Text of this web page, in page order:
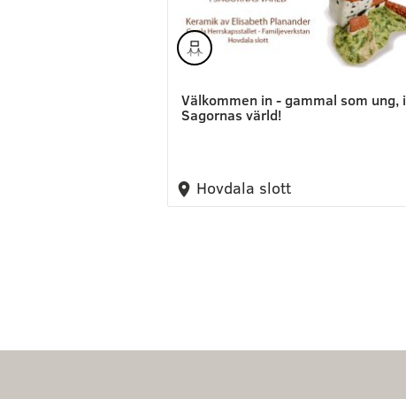
Välkommen in - gammal som ung, i
Sagornas värld!
Hovdala slott